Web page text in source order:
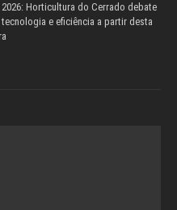
Horticultura do Cerrado debate
e eficiência a partir desta